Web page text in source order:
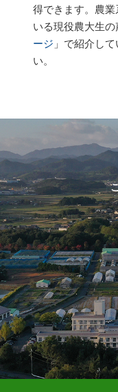
得できます。農
いる現役農大生の
ージ 」で紹介し
い。